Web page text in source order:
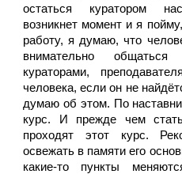
остаться куратором
возникнет момент и я
работу, я думаю, что
внимательно
кураторами,
человека, если он не
думаю об этом. По
курс. И прежде чем
проходят этот курс.
освежать в памяти его
какие-то пункты